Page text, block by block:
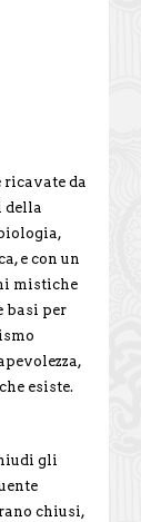
da
della
e con un
mistiche
basi per
esiste.
gli
chiusi,